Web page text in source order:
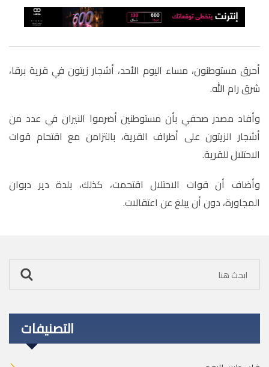
أحرق مستوطنون، مساء اليوم الأحد، أشجار زيتون في قرية برقا،
شرق رام الله.
وأفاد مصدر صحفي بأن مستوطنين أضرموا النيران في عدد من
أشجار الزيتون على أطراف القرية، بالتزامن مع اقتحام قوات
الاحتلال للقرية.
وأضاف أن قوات الاحتلال اقتحمت، كذلك، بلدة دير دبوان
المجاورة، دون أن يبلغ عن اعتقالات.
التصنيفات